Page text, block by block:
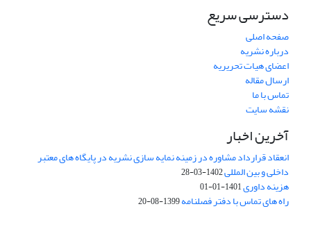
دسترسی سریع
صفحه اصلی
درباره نشریه
اعضای هیات تحریریه
ارسال مقاله
تماس با ما
نقشه سایت
آخرین اخبار
انعقاد قرارداد مشاوره در زمینه نمایه سازی نشریه در پایگاه های معتبر
داخلی و بین المللی1402-03-28
هزینه داوری1401-01-01
راه های تماس با دفتر فصلنامه1399-08-20